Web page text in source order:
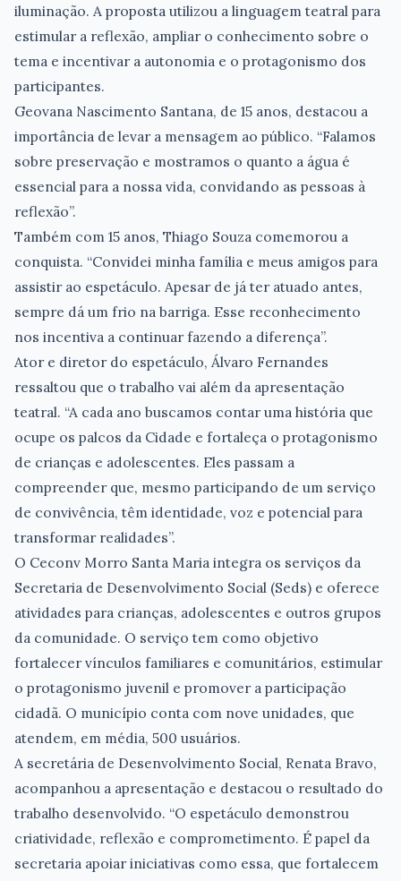
iluminação. A proposta utilizou a linguagem teatral para
estimular a reflexão, ampliar o conhecimento sobre o
tema e incentivar a autonomia e o protagonismo dos
participantes.
Geovana Nascimento Santana, de 15 anos, destacou a
importância de levar a mensagem ao público. “Falamos
sobre preservação e mostramos o quanto a água é
essencial para a nossa vida, convidando as pessoas à
reflexão”.
Também com 15 anos, Thiago Souza comemorou a
conquista. “Convidei minha família e meus amigos para
assistir ao espetáculo. Apesar de já ter atuado antes,
sempre dá um frio na barriga. Esse reconhecimento
nos incentiva a continuar fazendo a diferença”.
Ator e diretor do espetáculo, Álvaro Fernandes
ressaltou que o trabalho vai além da apresentação
teatral. “A cada ano buscamos contar uma história que
ocupe os palcos da Cidade e fortaleça o protagonismo
de crianças e adolescentes. Eles passam a
compreender que, mesmo participando de um serviço
de convivência, têm identidade, voz e potencial para
transformar realidades”.
O Ceconv Morro Santa Maria integra os serviços da
Secretaria de Desenvolvimento Social (Seds) e oferece
atividades para crianças, adolescentes e outros grupos
da comunidade. O serviço tem como objetivo
fortalecer vínculos familiares e comunitários, estimular
o protagonismo juvenil e promover a participação
cidadã. O município conta com nove unidades, que
atendem, em média, 500 usuários.
A secretária de Desenvolvimento Social, Renata Bravo,
acompanhou a apresentação e destacou o resultado do
trabalho desenvolvido. “O espetáculo demonstrou
criatividade, reflexão e comprometimento. É papel da
secretaria apoiar iniciativas como essa, que fortalecem